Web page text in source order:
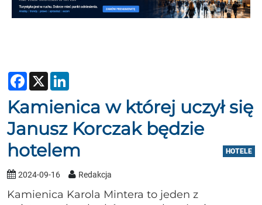
Facebook
X
Kamienica w której uczył się
Janusz Korczak będzie
hotelem
HOTELE
2024-09-16 Redakcja
Kamienica Karola Mintera to jeden z